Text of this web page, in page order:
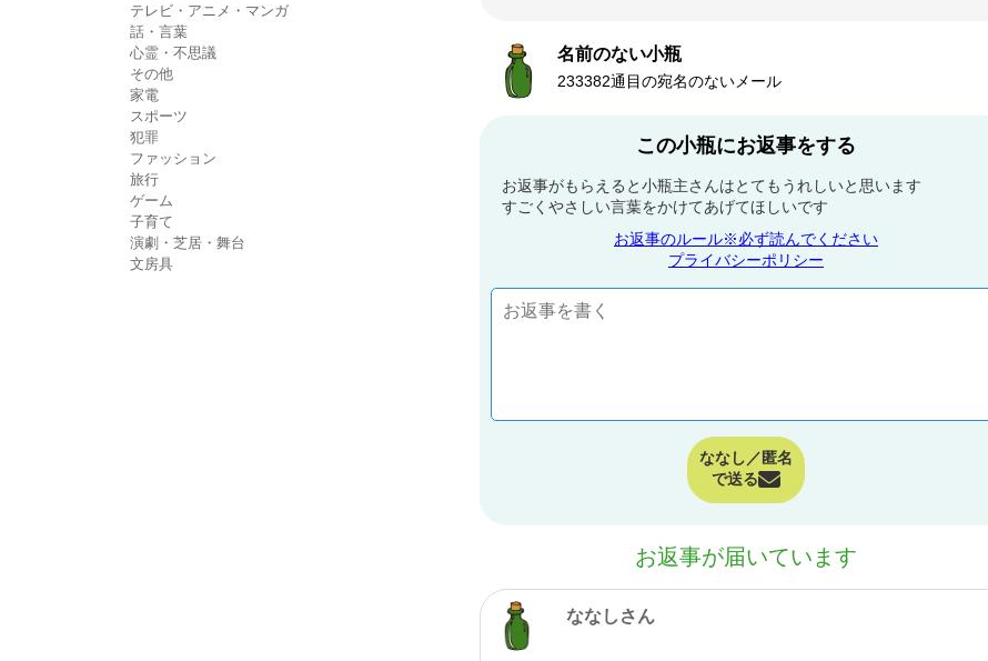
テレビ・アニメ・マンガ
話・言葉
心霊・不思議
その他
家電
スポーツ
犯罪
ファッション
旅行
ゲーム
子育て
演劇・芝居・舞台
文房具
名前のない小瓶
233382通目の宛名のないメール
この小瓶にお返事をする
お返事がもらえると小瓶主さんはとてもうれしいと思います
すごくやさしい言葉をかけてあげてほしいです
お返事のルール※必ず読んでください
プライバシーポリシー
ななし／匿名
で送る
お返事が届いています
ななしさん